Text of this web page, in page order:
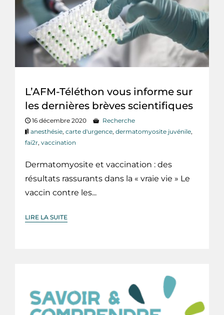
L’AFM-Téléthon vous informe sur
les dernières brèves scientifiques
16 décembre 2020
Recherche
anesthésie, carte d'urgence, dermatomyosite juvénile,
fai2r, vaccination
Dermatomyosite et vaccination : des
résultats rassurants dans la « vraie vie » Le
vaccin contre les...
LIRE LA SUITE